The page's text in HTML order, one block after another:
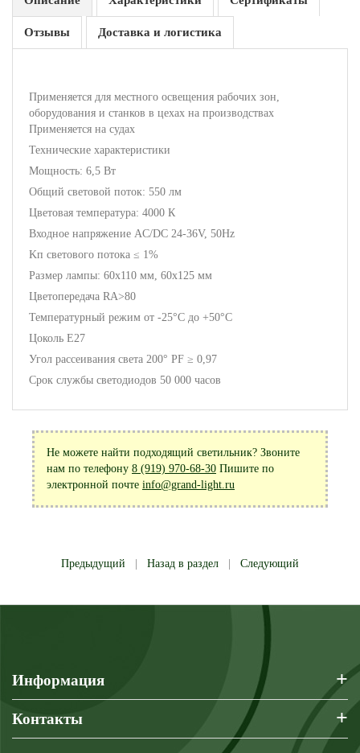
Отзывы Доставка и логистика
Применяется для местного освещения рабочих зон,
оборудования и станков в цехах на производствах
Применяется на судах
Технические характеристики
Мощность: 6,5 Вт
Общий световой поток: 550 лм
Цветовая температура: 4000 К
Входное напряжение AC/DC 24-36V, 50Hz
Kп светового потока ≤ 1%
Размер лампы: 60х110 мм, 60х125 мм
Цветопередача RA>80
Температурный режим от -25°С до +50°С
Цоколь E27
Угол рассеивания света 200° PF ≥ 0,97
Срок службы светодиодов 50 000 часов
Не можете найти подходящий светильник? Звоните
нам по телефону 8 (919) 970-68-30 Пишите по
электронной почте info@grand-light.ru
Предыдущий Назад в раздел Следующий
Информация +
Контакты +